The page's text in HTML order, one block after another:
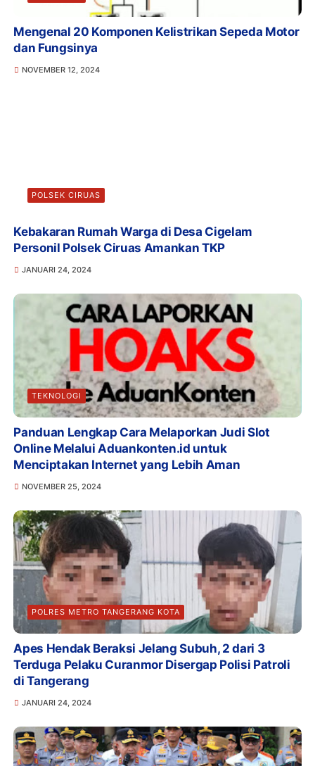
Mengenal 20 Komponen Kelistrikan Sepeda Motor
dan Fungsinya
NOVEMBER 12, 2024
POLSEK CIRUAS
Kebakaran Rumah Warga di Desa Cigelam
Personil Polsek Ciruas Amankan TKP
JANUARI 24, 2024
TEKNOLOGI
Panduan Lengkap Cara Melaporkan Judi Slot
Online Melalui Aduankonten.id untuk
Menciptakan Internet yang Lebih Aman
NOVEMBER 25, 2024
POLRES METRO TANGERANG KOTA
Apes Hendak Beraksi Jelang Subuh, 2 dari 3
Terduga Pelaku Curanmor Disergap Polisi Patroli
di Tangerang
JANUARI 24, 2024